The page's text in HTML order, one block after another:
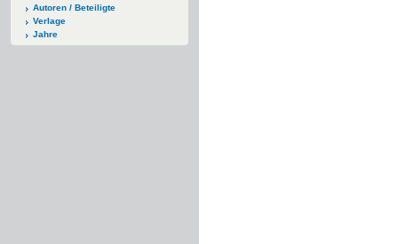
Autoren / Beteiligte
Verlage
Jahre